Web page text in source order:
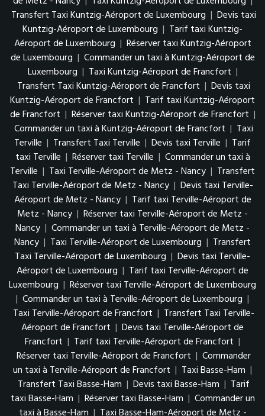
Transfert Taxi Kuntzig-Aéroport de Luxembourg | Devis taxi
Kuntzig-Aéroport de Luxembourg | Tarif taxi Kuntzig-
Aéroport de Luxembourg | Réserver taxi Kuntzig-Aéroport
de Luxembourg | Commander un taxi à Kuntzig-Aéroport de
Luxembourg | Taxi Kuntzig-Aéroport de Francfort |
Transfert Taxi Kuntzig-Aéroport de Francfort | Devis taxi
Kuntzig-Aéroport de Francfort | Tarif taxi Kuntzig-Aéroport
de Francfort | Réserver taxi Kuntzig-Aéroport de Francfort |
Commander un taxi à Kuntzig-Aéroport de Francfort | Taxi
Terville | Transfert Taxi Terville | Devis taxi Terville | Tarif
taxi Terville | Réserver taxi Terville | Commander un taxi à
Terville | Taxi Terville-Aéroport de Metz - Nancy | Transfert
Taxi Terville-Aéroport de Metz - Nancy | Devis taxi Terville-
Aéroport de Metz - Nancy | Tarif taxi Terville-Aéroport de
Metz - Nancy | Réserver taxi Terville-Aéroport de Metz -
Nancy | Commander un taxi à Terville-Aéroport de Metz -
Nancy | Taxi Terville-Aéroport de Luxembourg | Transfert
Taxi Terville-Aéroport de Luxembourg | Devis taxi Terville-
Aéroport de Luxembourg | Tarif taxi Terville-Aéroport de
Luxembourg | Réserver taxi Terville-Aéroport de Luxembourg
| Commander un taxi à Terville-Aéroport de Luxembourg |
Taxi Terville-Aéroport de Francfort | Transfert Taxi Terville-
Aéroport de Francfort | Devis taxi Terville-Aéroport de
Francfort | Tarif taxi Terville-Aéroport de Francfort |
Réserver taxi Terville-Aéroport de Francfort | Commander
un taxi à Terville-Aéroport de Francfort | Taxi Basse-Ham |
Transfert Taxi Basse-Ham | Devis taxi Basse-Ham | Tarif
taxi Basse-Ham | Réserver taxi Basse-Ham | Commander un